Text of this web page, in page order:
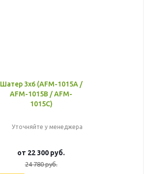
Шатер 3х6 (AFM-1015A /
AFM-1015B / AFM-
1015C)
Уточняйте у менеджера
от 22 300 руб.
24 780 руб.